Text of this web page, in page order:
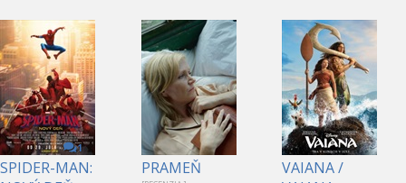
1
SPIDER-MAN:
PRAMEŇ
VAIANA /